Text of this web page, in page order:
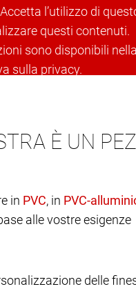
l’utilizzo di
questi contenuti.
sono disponibili nella
sulla privacy.
È UN
in , in
alle vostre esigenze
delle